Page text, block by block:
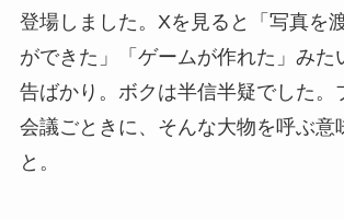
登場しました。Xを見ると「写真を
ができた」「ゲームが作れた」みた
告ばかり。ボクは半信半疑でした。
会議ごときに、そんな大物を呼ぶ意
と。